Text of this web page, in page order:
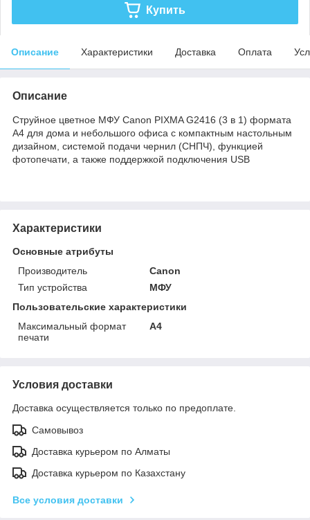
Купить
Описание Характеристики Доставка Оплата
Описание
Струйное цветное МФУ Canon PIXMA G2416 (3 в 1) формата
А4 для дома и небольшого офиса с компактным настольным
дизайном, системой подачи чернил (СНПЧ), функцией
фотопечати, а также поддержкой подключения USB
Характеристики
Основные атрибуты
Производитель
Canon
Тип устройства
МФУ
Пользовательские характеристики
Максимальный формат
печати
А4
Условия доставки
Доставка осуществляется только по предоплате.
Самовывоз
Доставка курьером по Алматы
Доставка курьером по Казахстану
Все условия доставки